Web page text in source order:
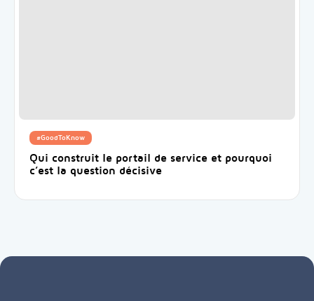
#GoodToKnow
Qui construit le portail de service et pourquoi
c’est la question décisive